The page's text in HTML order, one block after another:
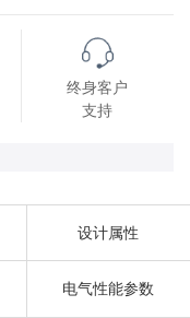
终身客户
支持
设计属性
电气性能参数